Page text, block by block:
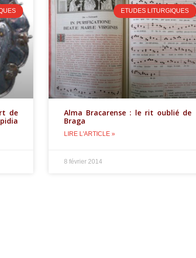
de
ETUDES LITURGIQUES
Alma Bracarense : le rit oublié de
Braga
LIRE L'ARTICLE »
8 février 2014